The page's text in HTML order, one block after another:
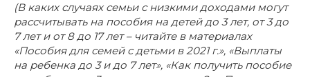
(В каких случаях семьи с низкими доходами могут
рассчитывать на пособия на детей до 3 лет, от 3 до
7 лет и от 8 до 17 лет – читайте в материалах
«Пособия для семей с детьми в 2021 г.», «Выплаты
на ребенка до 3 и до 7 лет», «Как получить пособие